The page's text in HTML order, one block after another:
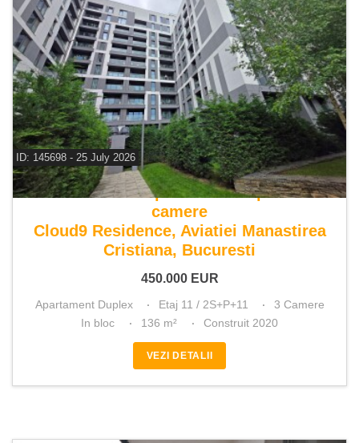
ID: 145698 - 25 July 2026
De vanzare apartament duplex 3
camere
Cloud9 Residence, Aviatiei Manastirea
Cristiana, Bucuresti
450.000 EUR
Apartament Duplex Etaj 11 / 2S+P+11
3 Camere
In bloc
136 m² Construit 2020
VEZI DETALII